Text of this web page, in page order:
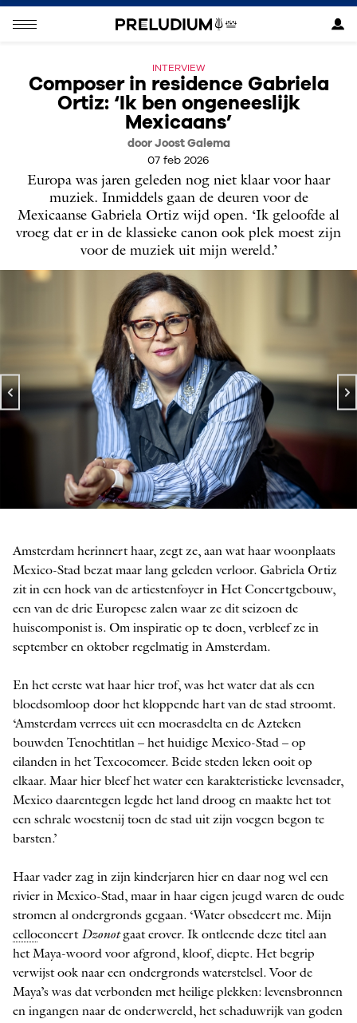
INTERVIEW
Composer in residence Gabriela
Ortiz: ‘Ik ben ongeneeslijk
Mexicaans’
door Joost Galema
07 feb 2026
Europa was jaren geleden nog niet klaar voor haar
muziek. Inmiddels gaan de deuren voor de
Mexicaanse Gabriela Ortiz wijd open. ‘Ik geloofde al
vroeg dat er in de klassieke canon ook plek moest zijn
voor de muziek uit mijn wereld.’
FOTO: SIMON VAN BOXTEL
Amsterdam herinnert haar, zegt ze, aan wat haar woonplaats
Mexico-Stad bezat maar lang geleden verloor. Gabriela Ortiz
zit in een hoek van de artiestenfoyer in Het Concertgebouw,
een van de drie Europese zalen waar ze dit seizoen de
huiscomponist is. Om inspiratie op te doen, verbleef ze in
september en oktober regelmatig in Amsterdam.
En het eerste wat haar hier trof, was het water dat als een
bloedsomloop door het kloppende hart van de stad stroomt.
­‘Amsterdam verrees uit een moerasdelta en de Azteken
bouwden Tenochtitlan – het huidige Mexico-Stad – op
eilanden in het Texcocomeer. Beide steden leken ooit op
elkaar. Maar hier bleef het water een karakteristieke levensader,
Mexico daarentegen legde het land droog en maakte het tot
een schrale woestenij toen de stad uit zijn voegen begon te
barsten.’
Haar vader zag in zijn kinderjaren hier en daar nog wel een
rivier in Mexico-Stad, maar in haar eigen jeugd waren de oude
stromen al ondergronds gegaan. ‘Water obsedeert me. Mijn
celloconcertDzonotgaat erover. Ik ontleende deze titel aan
het Maya-woord voor afgrond, kloof, diepte. Het begrip
verwijst ook naar een ondergronds waterstelsel. Voor de
Maya’s was dat verbonden met heilige plekken: levensbronnen
en ingangen naar de onderwereld, het schaduwrijk van goden